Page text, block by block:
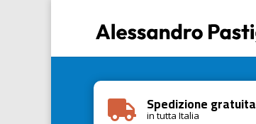
 Spedizione gratuita
in tutta Italia